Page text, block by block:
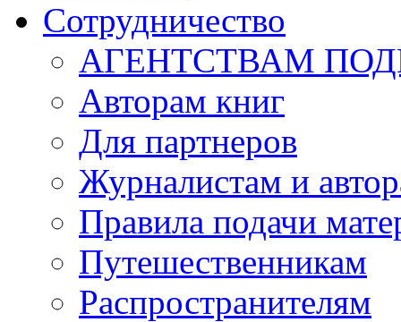
Сотрудничество
АГЕНТСТВАМ
Авторам книг
Для партнеров
Журналистам и
Правила подачи
Путешественникам
Распространителям